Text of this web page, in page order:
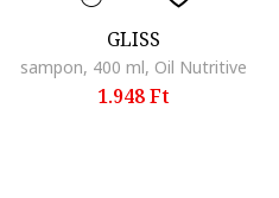
GLISS
sampon, 400 ml, Oil Nutritive
1.948 Ft